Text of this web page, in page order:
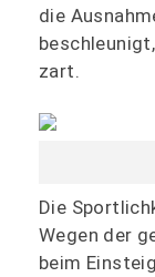
die
zart.
Die
Wegen der
beim